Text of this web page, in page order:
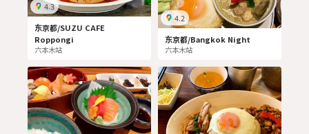
4.3
东京都/SUZU CAFE
Roppongi
六本木站
4.2
东京都/Bangkok Night
六本木站